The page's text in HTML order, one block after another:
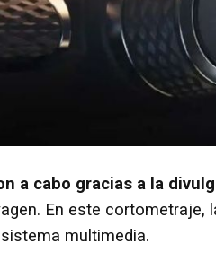
a cabo gracias a la
En este
multimedia.